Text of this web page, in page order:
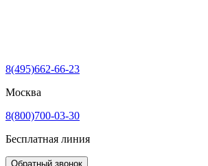
8(495)662-66-23
Москва
8(800)700-03-30
Бесплатная линия
Обратный звонок